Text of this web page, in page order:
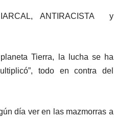
ANTIRACISTA y
Tierra, la lucha se ha
todo en contra del
día ver en las mazmorras a